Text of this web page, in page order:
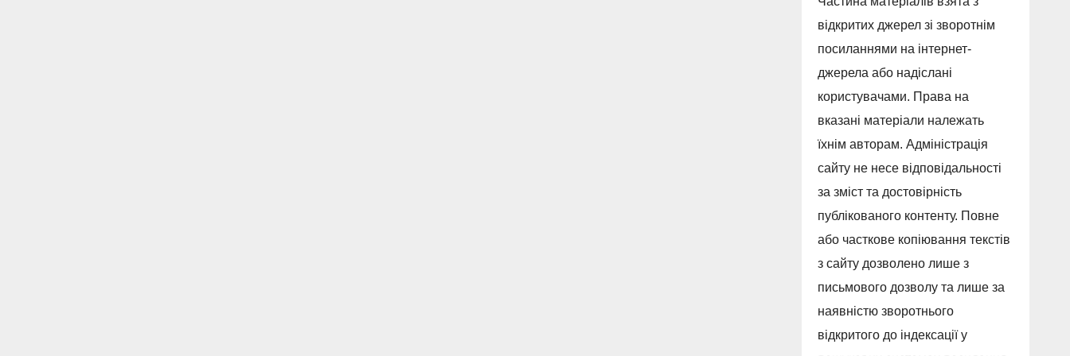
відкритих джерел зі зворотнім
посиланнями на інтернет-
джерела або надіслані
користувачами. Права на
вказані матеріали належать
їхнім авторам. Адміністрація
сайту не несе відповідальності
за зміст та достовірність
публікованого контенту. Повне
або часткове копіювання текстів
з сайту дозволено лише з
письмового дозволу та лише за
наявністю зворотнього
відкритого до індексації у